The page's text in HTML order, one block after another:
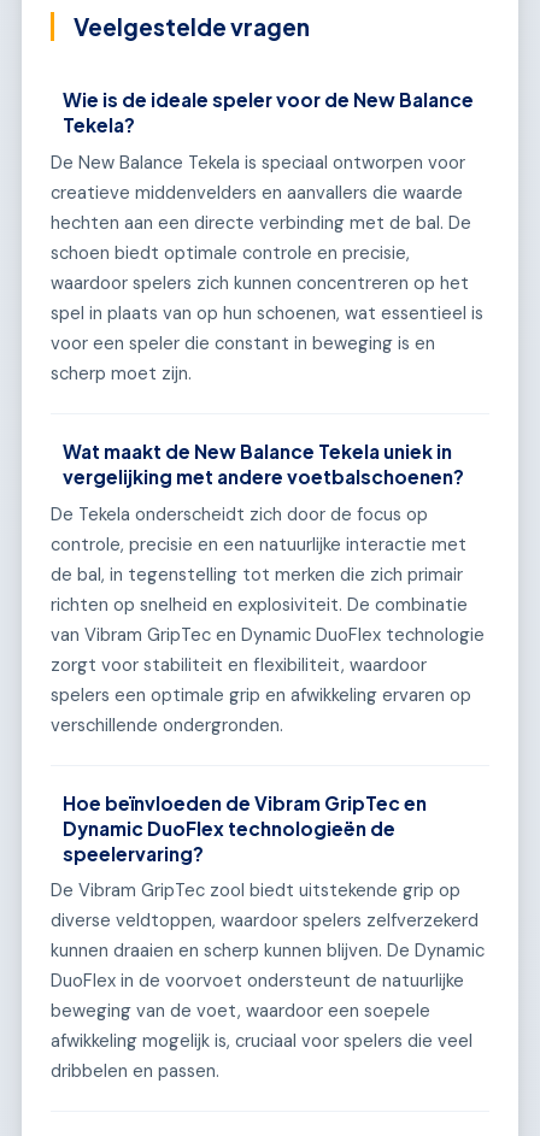
Veelgestelde vragen
Wie is de ideale speler voor de New Balance
Tekela?
De New Balance Tekela is speciaal ontworpen voor
creatieve middenvelders en aanvallers die waarde
hechten aan een directe verbinding met de bal. De
schoen biedt optimale controle en precisie,
waardoor spelers zich kunnen concentreren op het
spel in plaats van op hun schoenen, wat essentieel is
voor een speler die constant in beweging is en
scherp moet zijn.
Wat maakt de New Balance Tekela uniek in
vergelijking met andere voetbalschoenen?
De Tekela onderscheidt zich door de focus op
controle, precisie en een natuurlijke interactie met
de bal, in tegenstelling tot merken die zich primair
richten op snelheid en explosiviteit. De combinatie
van Vibram GripTec en Dynamic DuoFlex technologie
zorgt voor stabiliteit en flexibiliteit, waardoor
spelers een optimale grip en afwikkeling ervaren op
verschillende ondergronden.
Hoe beïnvloeden de Vibram GripTec en
Dynamic DuoFlex technologieën de
speelervaring?
De Vibram GripTec zool biedt uitstekende grip op
diverse veldtoppen, waardoor spelers zelfverzekerd
kunnen draaien en scherp kunnen blijven. De Dynamic
DuoFlex in de voorvoet ondersteunt de natuurlijke
beweging van de voet, waardoor een soepele
afwikkeling mogelijk is, cruciaal voor spelers die veel
dribbelen en passen.